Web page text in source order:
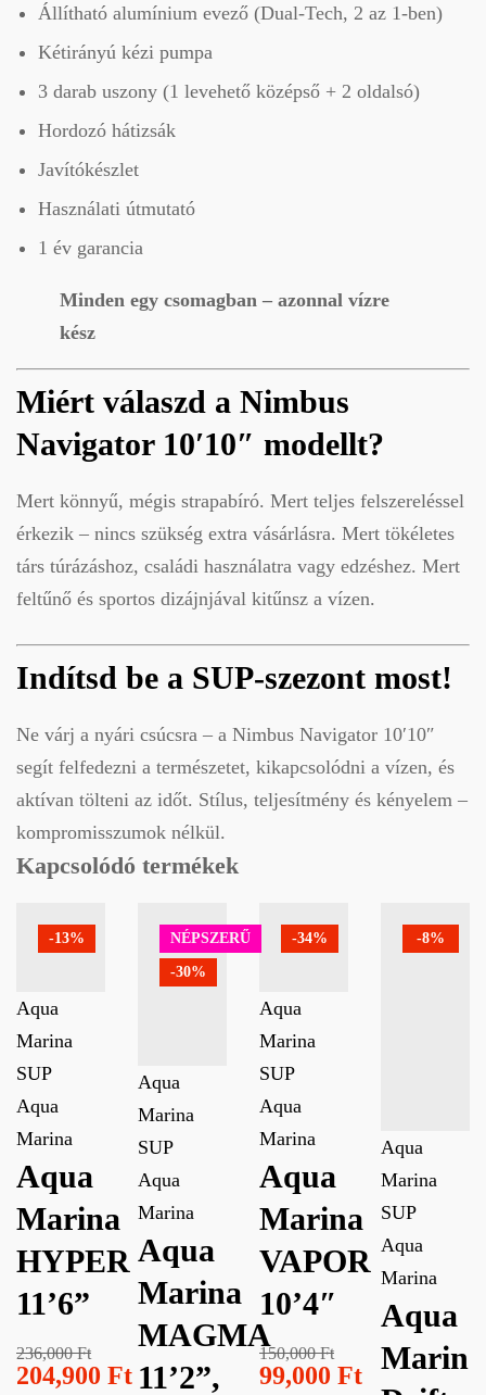
Állítható alumínium evező (Dual-Tech, 2 az 1-ben)
Kétirányú kézi pumpa
3 darab uszony (1 levehető középső + 2 oldalsó)
Hordozó hátizsák
Javítókészlet
Használati útmutató
1 év garancia
Minden egy csomagban – azonnal vízre
kész
Miért válaszd a Nimbus
Navigator 10′10″ modellt?
Mert könnyű, mégis strapabíró. Mert teljes felszereléssel
érkezik – nincs szükség extra vásárlásra. Mert tökéletes
társ túrázáshoz, családi használatra vagy edzéshez. Mert
feltűnő és sportos dizájnjával kitűnsz a vízen.
Indítsd be a SUP-szezont most!
Ne várj a nyári csúcsra – a Nimbus Navigator 10′10″
segít felfedezni a természetet, kikapcsolódni a vízen, és
aktívan tölteni az időt. Stílus, teljesítmény és kényelem –
kompromisszumok nélkül.
Kapcsolódó termékek
-13%
Aqua
Marina
SUP
Aqua
Marina
Aqua
Marina
HYPER
11’6”
236,000Ft
204,900 Ft
NÉPSZERŰ
-30%
Aqua
Marina
SUP
Aqua
Marina
Aqua
Marina
MAGMA
11’2”,
-34%
Aqua
Marina
SUP
Aqua
Marina
Aqua
Marina
VAPOR
10’4″
150,000Ft
99,000 Ft
-8%
Aqua
Marina
SUP
Aqua
Marina
Aqua
Marina